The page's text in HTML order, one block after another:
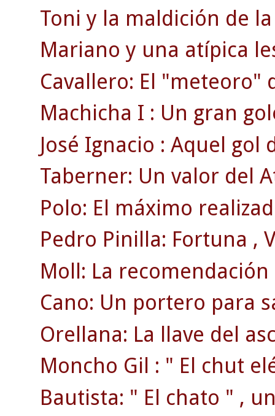
Toni y la maldición de
Mariano y una atípica
Cavallero: El "meteoro"
Machicha I : Un gran
José Ignacio : Aquel gol
Taberner: Un valor del
Polo: El máximo
Pedro Pinilla: Fortuna ,
Moll: La recomendación
Cano: Un portero para
Orellana: La llave del
Moncho Gil : " El chut
Bautista: " El chato " ,